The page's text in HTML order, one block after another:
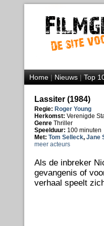
Home|Nieuws|Top
Lassiter (1984)
Regie: Roger Young
Herkomst: Verenigde
Genre Thriller
Speelduur: 100 minuten
Met: Tom Selleck, Jane
meer acteurs
Als de inbreker
gevangenis of
verhaal speelt